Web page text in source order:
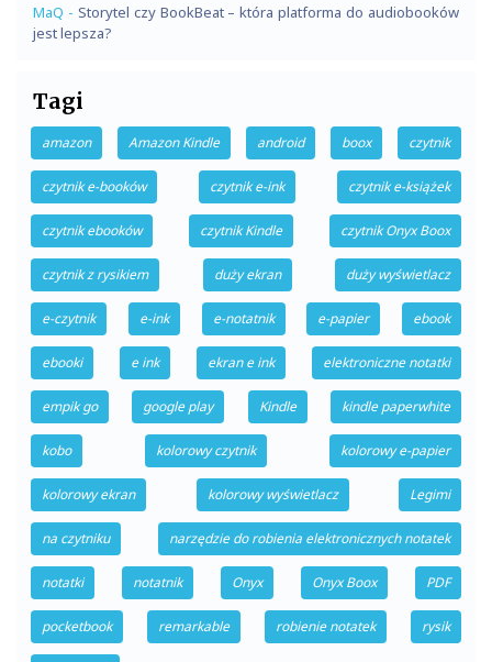
MaQ - Storytel czy BookBeat – która platforma do audiobooków
jest lepsza?
Tagi
amazon Amazon Kindle android boox czytnik
czytnik e-booków czytnik e-ink czytnik e-książek
czytnik ebooków czytnik Kindle czytnik Onyx Boox
czytnik z rysikiem duży ekran duży wyświetlacz
e-czytnik e-ink e-notatnik e-papier ebook
ebooki e ink ekran e ink elektroniczne notatki
empik go google play Kindle kindle paperwhite
kobo kolorowy czytnik kolorowy e-papier
kolorowy ekran kolorowy wyświetlacz Legimi
na czytniku narzędzie do robienia elektronicznych notatek
notatki notatnik Onyx Onyx Boox PDF
pocketbook remarkable robienie notatek rysik